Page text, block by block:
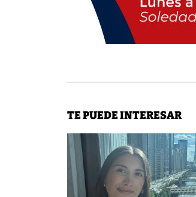
TE PUEDE INTERESAR